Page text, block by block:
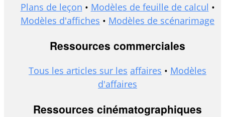
Plans de leçon • Modèles de feuille de calcul •
Modèles d'affiches • Modèles de scénarimage
Ressources commerciales
Tous les articles sur les affaires • Modèles
d'affaires
Ressources cinématographiques